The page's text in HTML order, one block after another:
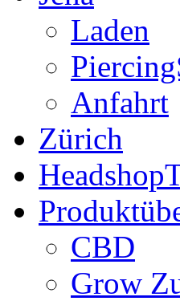
Laden
Anfahrt
Zürich
CBD
Grow